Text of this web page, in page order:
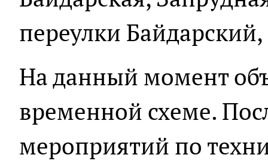
переулки
На данный момент
временной схеме.
мероприятий по